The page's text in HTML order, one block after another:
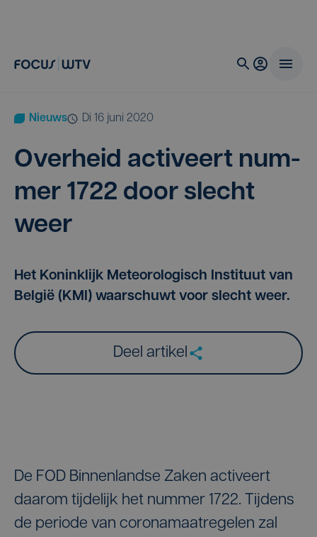
Nieuws di 16 juni 2020
Over­heid acti­veert num­
mer 1722 door slecht
weer
Het Koninklijk Meteorologisch Instituut van
België (KMI) waarschuwt voor slecht weer.
Deel artikel
De FOD Binnenlandse Zaken activeert
daarom tijdelijk het nummer 1722. Tijdens
de periode van coronamaatregelen zal